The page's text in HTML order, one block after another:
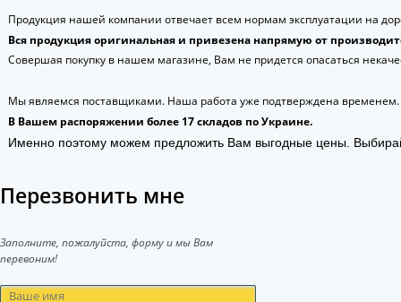
Продукция нашей компании отвечает всем нормам эксплуатации на
Вся продукция оригинальная и привезена напрямую от
Совершая покупку в нашем магазине, Вам не придется опасаться
Мы являемся поставщиками. Наша работа уже подтверждена временем.
В Вашем распоряжении более 17 складов по Украине.
Именно поэтому можем предложить Вам выгодные цены.
Перезвонить мне
Заполните, пожалуйста, форму и мы Вам
перевоним!